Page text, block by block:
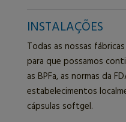
INSTALAÇÕES
Todas as nossas
para que possamos
as BPFa, as normas da
estabelecimentos
cápsulas softgel.